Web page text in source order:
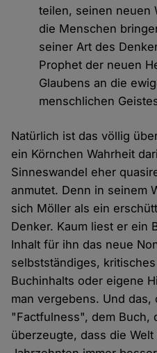
teilen, seinen neuen
die Menschen
seiner Art des
Prophet der neuen
Glaubens an die
menschlichen
Natürlich ist das völlig
ein Körnchen Wahrheit
Sinneswandel eher
anmutet. Denn in seinem
sich Möller als ein
Denker. Kaum liest er ein
Inhalt für ihn das neue
selbstständiges,
Buchinhalts oder eigene
man vergebens. Und das,
"Factfulness", dem Buch,
überzeugte, dass die